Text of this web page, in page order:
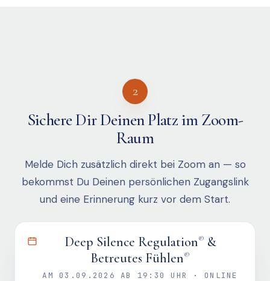
2
Sichere Dir Deinen Platz im Zoom-
Raum
Melde Dich zusätzlich direkt bei Zoom an — so
bekommst Du Deinen persönlichen Zugangslink
und eine Erinnerung kurz vor dem Start.
Deep Silence Regulation® &
Betreutes Fühlen®
AM 03.09.2026 AB 19:30
UHR · ONLINE